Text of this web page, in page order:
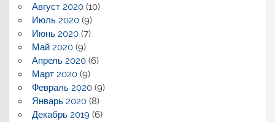
Август 2020(10)
Июль 2020(9)
Июнь 2020(7)
Май 2020(9)
Апрель 2020(6)
Март 2020(9)
Февраль 2020(9)
Январь 2020(8)
Декабрь 2019(6)